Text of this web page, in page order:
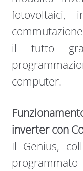
fotovoltaici,
il tutto
computer.
inverter con
Il Genius,